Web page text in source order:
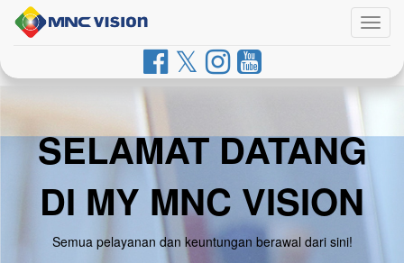
SELAMAT DATANG
DI MY MNC VISION
Semua pelayanan dan keuntungan berawal dari sini!